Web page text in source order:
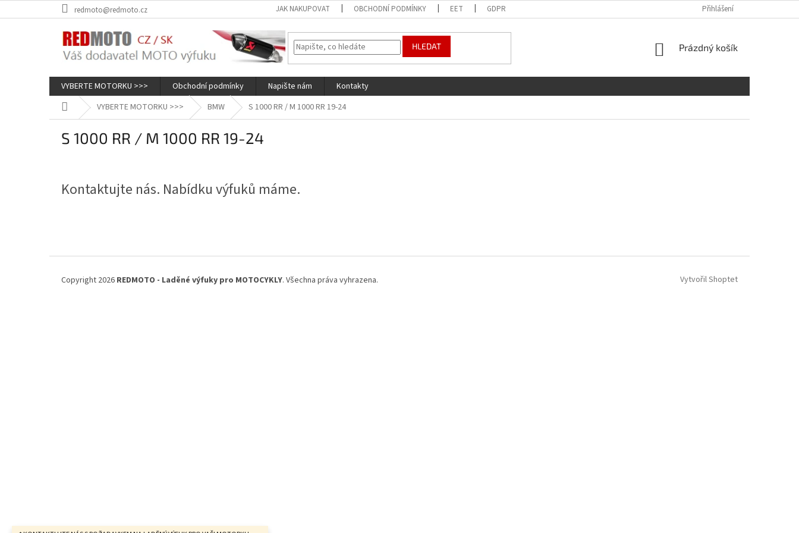
na
redmoto@redmoto.cz JAK NAKUPOVAT OBCHODNÍ PODMÍNKY EET GDPR Přihlášení
HLEDAT
NÁKUPNÍ
Prázdný košík
VYBERTE MOTORKU >>> Obchodní podmínky Napište nám
Kontakty
Domů VYBERTE MOTORKU >>> BMW S 1000 RR / M 1000 RR 19-24
S 1000 RR / M 1000 RR 19-24
Kontaktujte nás. Nabídku výfuků máme.
Vytvořil Shoptet
Copyright 2026 REDMOTO - Laděné výfuky pro MOTOCYKLY. Všechna práva vyhrazena.